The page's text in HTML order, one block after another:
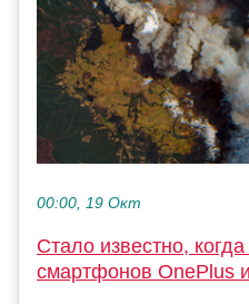
00:00, 19 Окт
Стало известно,
смартфонов OnePlus